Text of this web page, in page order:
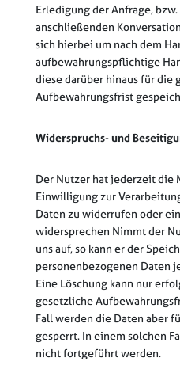
Erledigung der Anfrage,
anschließenden
sich hierbei um nach dem
aufbewahrungspflichtige
diese darüber hinaus für die
Aufbewahrungsfrist
Widerspruchs- und
Der Nutzer hat jederzeit die
Einwilligung zur
Daten zu widerrufen oder
widersprechen Nimmt der
uns auf, so kann er der
personenbezogenen Daten
Eine Löschung kann nur
gesetzliche
Fall werden die Daten aber
gesperrt. In einem solchen
nicht fortgeführt werden.